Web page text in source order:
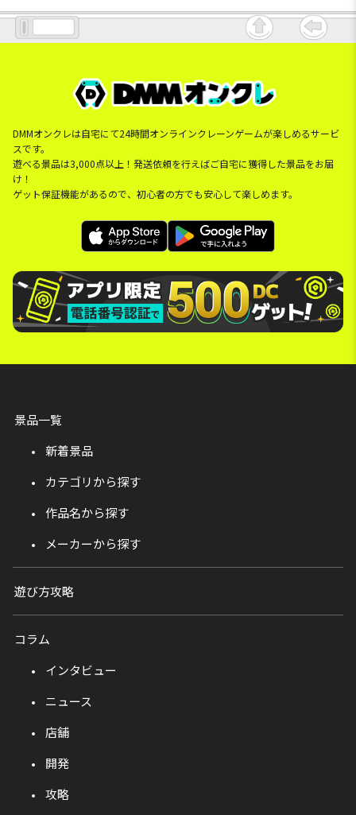
DMMオンクレは自宅にて24時間オンラインクレーンゲームが楽しめるサービ
スです。
遊べる景品は3,000点以上！発送依頼を行えばご自宅に獲得した景品をお届
け！
ゲット保証機能があるので、初心者の方でも安心して楽しめます。
景品一覧
新着景品
カテゴリから探す
作品名から探す
メーカーから探す
遊び方攻略
コラム
インタビュー
ニュース
店舗
開発
攻略